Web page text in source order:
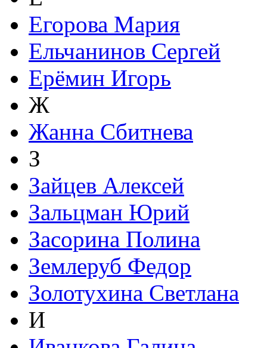
Егорова Мария
Ельчанинов Сергей
Ерёмин Игорь
Ж
Жанна Сбитнева
З
Зайцев Алексей
Зальцман Юрий
Засорина Полина
Землеруб Федор
Золотухина Светлана
И